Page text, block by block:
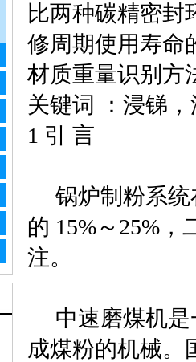
比两种碳精密封
修周期使用寿命
材质重量识别方
关键词 ：浸锑
1 引 言
锅炉制粉系统
的 15%～25%
注。
中速磨煤机是
成煤粉的机械。